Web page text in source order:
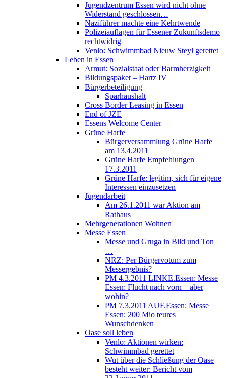
Jugendzentrum Essen wird nicht ohne
Widerstand geschlossen…
Naziführer machte eine Kehrtwende
Polizeiauflagen für Essener Zukunftsdemo
rechtwidrig
Venlo: Schwimmbad Nieuw Steyl gerettet
Leben in Essen
Armut: Sozialstaat oder Barmherzigkeit
Bildungspaket – Hartz IV
Bürgerbeteiligung
Sparhaushalt
Cross Border Leasing in Essen
End of JZE
Essens Welcome Center
Grüne Harfe
Bürgerversammlung Grüne Harfe
am 13.4.2011
Grüne Harfe Empfehlungen
17.3.2011
Grüne Harfe: legitim, sich für eigene
Interessen einzusetzen
Jugendarbeit
Am 26.1.2011 war Aktion am
Rathaus
Mehrgenerationen Wohnen
Messe Essen
Messe und Gruga in Bild und Ton
…
NRZ: Per Bürgervotum zum
Messergebnis?
PM 4.3.2011 LINKE.Essen: Messe
Essen: Flucht nach vorn – aber
wohin?
PM 7.3.2011 AUF.Essen: Messe
Essen: 200 Mio teures
Wunschdenken
Oase soll leben
Venlo: Aktionen wirken:
Schwimmbad gerettet
Wut über die Schließung der Oase
besteht weiter: Bericht vom